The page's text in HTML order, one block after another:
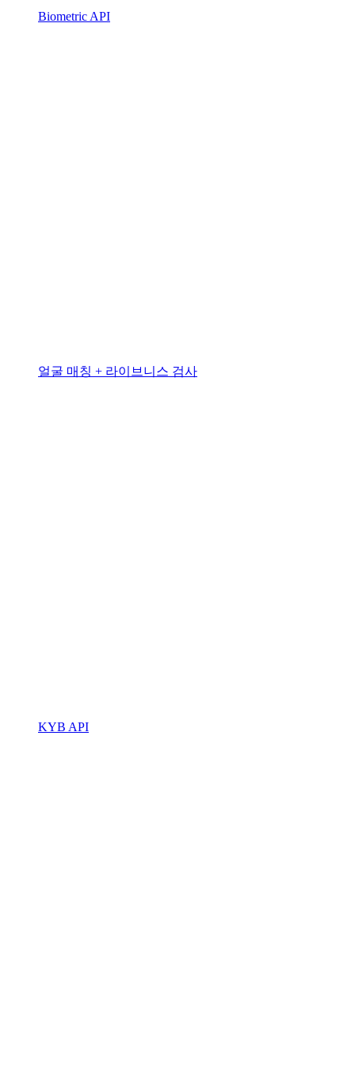
Biometric API
얼굴 매칭 + 라이브니스 검사
KYB API